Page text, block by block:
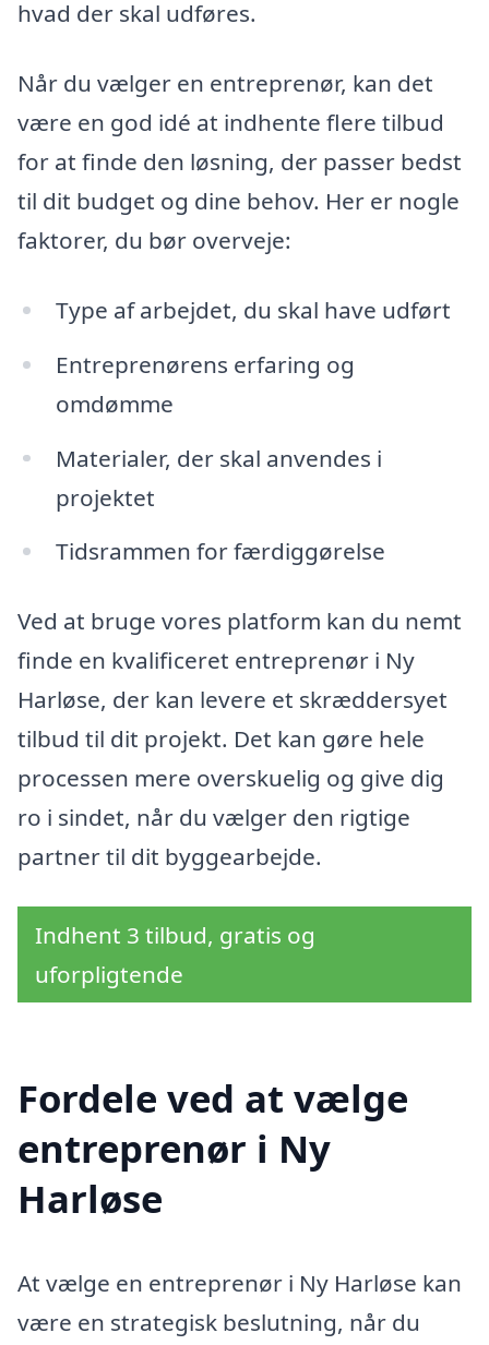
hvad der skal udføres.
Når du vælger en entreprenør, kan det
være en god idé at indhente flere tilbud
for at finde den løsning, der passer bedst
til dit budget og dine behov. Her er nogle
faktorer, du bør overveje:
Type af arbejdet, du skal have udført
Entreprenørens erfaring og
omdømme
Materialer, der skal anvendes i
projektet
Tidsrammen for færdiggørelse
Ved at bruge vores platform kan du nemt
finde en kvalificeret entreprenør i Ny
Harløse, der kan levere et skræddersyet
tilbud til dit projekt. Det kan gøre hele
processen mere overskuelig og give dig
ro i sindet, når du vælger den rigtige
partner til dit byggearbejde.
Indhent 3 tilbud, gratis og
uforpligtende
Fordele ved at vælge
entreprenør i Ny
Harløse
At vælge en entreprenør i Ny Harløse kan
være en strategisk beslutning, når du